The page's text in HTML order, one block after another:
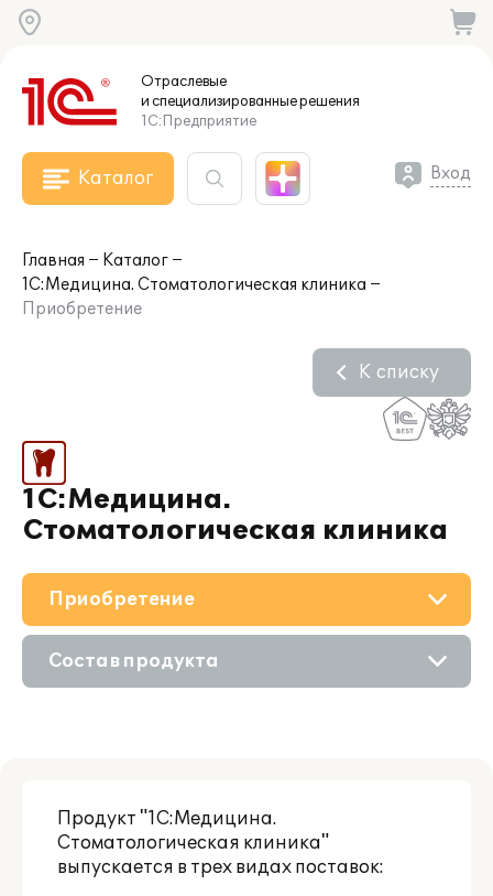
Отраслевые
и специализированныерешения
1С:Предприятие
Каталог Вход
Главная
Каталог
1С:Медицина. Стоматологическая клиника
Приобретение
1С:Медицина.
Стоматологическая клиника
К списку
О решении
Приобретение
Партнерам
Состав продукта
Продукт "1С:Медицина.
Стоматологическая клиника"
выпускается в трех видах поставок: